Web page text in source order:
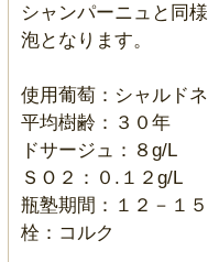
シャンパーニュと同
泡となります。
使用葡萄：シャルド
平均樹齢：３０年
ドサージュ：８g/L
ＳＯ２：０.１２g/L
瓶塾期間：１２－１
栓：コルク